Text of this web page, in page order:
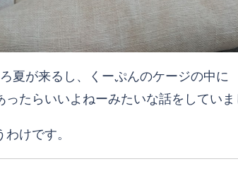
夏が来るし、くーぷんのケージの中に
たらいいよねーみたいな話をしていま
けです。